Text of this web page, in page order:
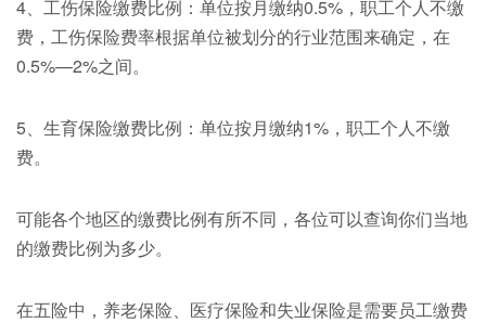
4、工伤保险缴费比例：单位按月缴纳0.5%，职工个人不缴
费，工伤保险费率根据单位被划分的行业范围来确定，在
0.5%—2%之间。
5、生育保险缴费比例：单位按月缴纳1%，职工个人不缴
费。
可能各个地区的缴费比例有所不同，各位可以查询你们当地
的缴费比例为多少。
在五险中，养老保险、医疗保险和失业保险是需要员工缴费